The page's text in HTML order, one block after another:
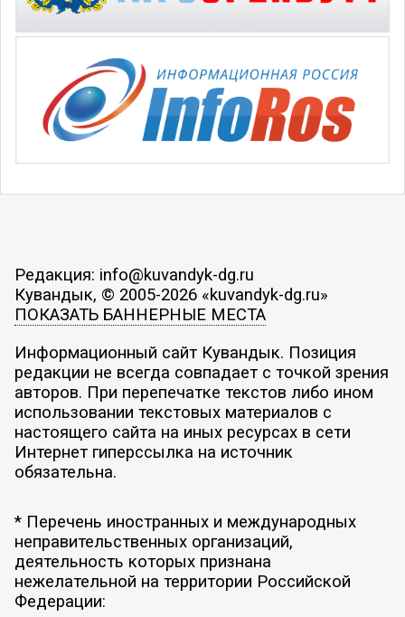
Редакция: info@kuvandyk-dg.ru
Кувандык, © 2005-2026 «kuvandyk-dg.ru»
ПОКАЗАТЬ БАННЕРНЫЕ МЕСТА
Информационный сайт Кувандык. Позиция
редакции не всегда совпадает с точкой зрения
авторов. При перепечатке текстов либо ином
использовании текстовых материалов с
настоящего сайта на иных ресурсах в сети
Интернет гиперссылка на источник
обязательна.
* Перечень иностранных и международных
неправительственных организаций,
деятельность которых признана
нежелательной на территории Российской
Федерации: